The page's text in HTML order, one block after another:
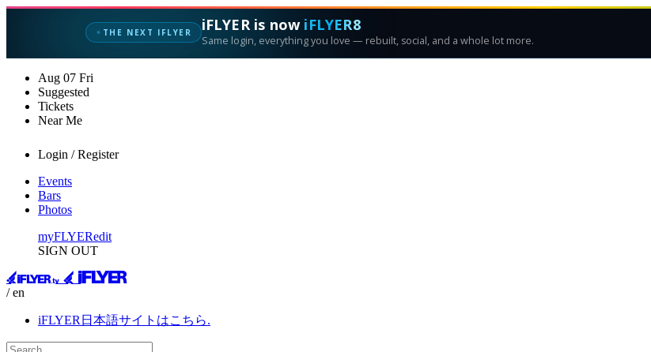
✦ THE NEXT IFLYER iFLYER is now iFLYER8
Same login, everything you love — rebuilt, social, and a whole lot more.
Aug 07 Fri
Suggested
Tickets
Near Me
Login / Register
Events
Bars
Photos
myFLYERedit
SIGN OUT
/ en
iFLYER日本語サイトはこちら.